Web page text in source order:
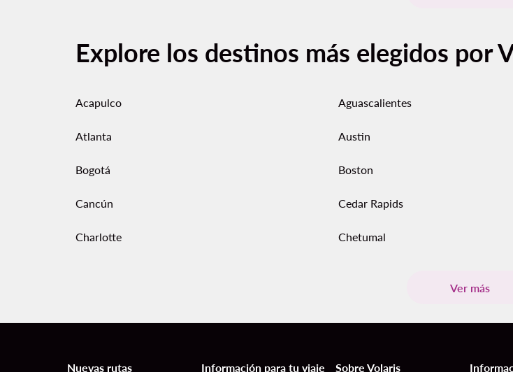
Explore los destinos más elegidos por
Acapulco Aguascalientes
Atlanta Austin
Bogotá Boston
Cancún Cedar Rapids
Charlotte Chetumal
Ver más
Nuevas rutas Información para tu viaje Sobre Volaris